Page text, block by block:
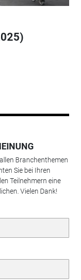
Branchenthemen
Sie bei Ihren
Teilnehmern eine
Vielen Dank!